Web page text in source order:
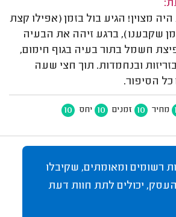
מצוין! הגיע בול בזמן (אפילו קצת
שקבענו), ברגע זיהה את הבעיה
חשמל בתור בעיה בגוף חימום,
ובנחמדות. תוך חצי שעה
כל הסיפור.
מחיר 10 זמנים 10 יחס 10
רשומים ומאומתים, שקיבלו
יכולים לתת חוות דעת